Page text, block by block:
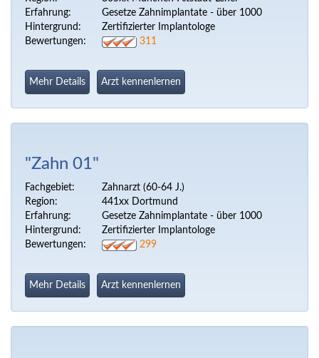
Erfahrung:
Gesetze Zahnimplantate - über 1000
Hintergrund:
Zertifizierter Implantologe
Bewertungen:
311
Mehr Details Arzt kennenlernen
"Zahn 01"
Fachgebiet:
Zahnarzt (60-64 J.)
Region:
441xx Dortmund
Erfahrung:
Gesetze Zahnimplantate - über 1000
Hintergrund:
Zertifizierter Implantologe
Bewertungen:
299
Mehr Details Arzt kennenlernen